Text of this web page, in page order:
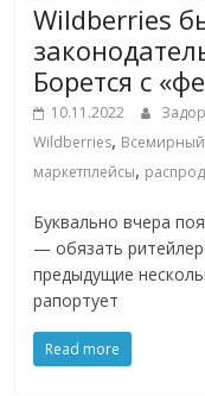
Wildberries
Борется с
10.11.2022
Wildberries,
маркетплейсы,
Буквально вчера
— обязать
предыдущие
рапортует
Read more